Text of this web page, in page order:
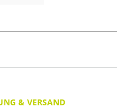
& VERSAND